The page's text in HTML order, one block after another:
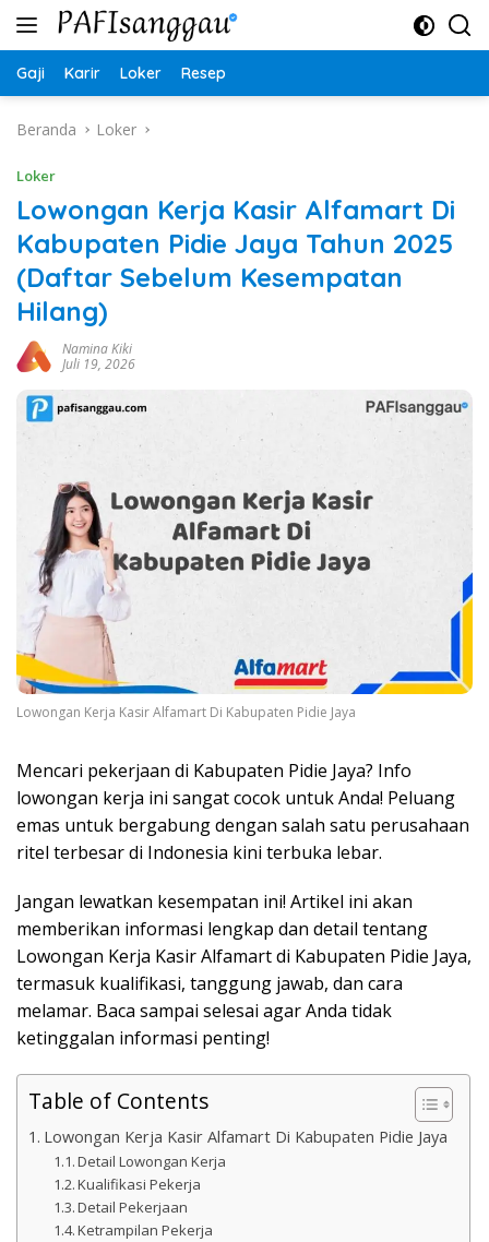
Langsung
Gaji Karir Loker Resep
Beranda Loker
Loker
Lowongan Kerja Kasir Alfamart Di
Kabupaten Pidie Jaya Tahun 2025
(Daftar Sebelum Kesempatan
Hilang)
Namina Kiki
Juli 19, 2026
Lowongan Kerja Kasir Alfamart Di Kabupaten Pidie Jaya
Mencari pekerjaan di Kabupaten Pidie Jaya? Info
lowongan kerja ini sangat cocok untuk Anda! Peluang
emas untuk bergabung dengan salah satu perusahaan
ritel terbesar di Indonesia kini terbuka lebar.
Jangan lewatkan kesempatan ini! Artikel ini akan
memberikan informasi lengkap dan detail tentang
Lowongan Kerja Kasir Alfamart di Kabupaten Pidie Jaya,
termasuk kualifikasi, tanggung jawab, dan cara
melamar. Baca sampai selesai agar Anda tidak
ketinggalan informasi penting!
Table of Contents
Lowongan Kerja Kasir Alfamart Di Kabupaten Pidie Jaya
Detail Lowongan Kerja
Kualifikasi Pekerja
Detail Pekerjaan
Ketrampilan Pekerja